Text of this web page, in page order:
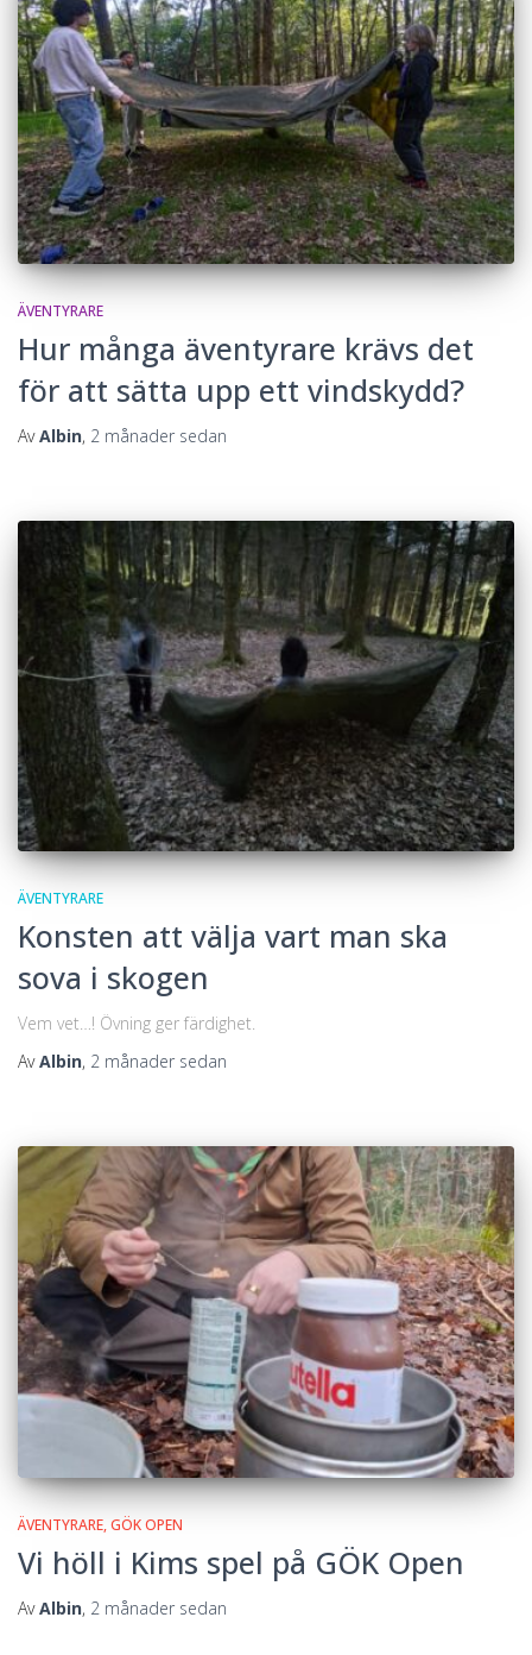
ÄVENTYRARE
Hur många äventyrare krävs det
för att sätta upp ett vindskydd?
AvAlbin, 2 månader sedan
ÄVENTYRARE
Konsten att välja vart man ska
sova i skogen
Vem vet…! Övning ger färdighet.
AvAlbin, 2 månader sedan
ÄVENTYRARE GÖK OPEN
Vi höll i Kims spel på GÖK Open
AvAlbin, 2 månader sedan